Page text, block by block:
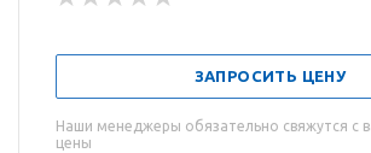
ЗАПРОСИТЬ ЦЕНУ
Наши менеджеры обязательно свяжутся с
цены